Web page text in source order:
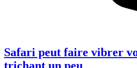
Safari peut faire vibrer